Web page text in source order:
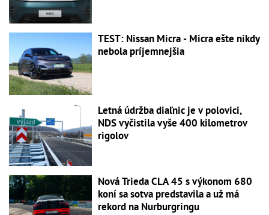
TEST: Nissan Micra - Micra ešte nikdy
nebola príjemnejšia
Letná údržba diaľnic je v polovici,
NDS vyčistila vyše 400 kilometrov
rigolov
Nová Trieda CLA 45 s výkonom 680
koní sa sotva predstavila a už má
rekord na Nurburgringu